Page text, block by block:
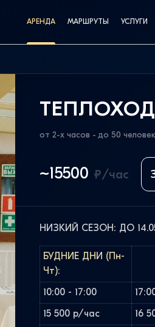
АРЕНДА МАРШРУТЫ УСЛУГИ
от 2-х часов - до 50 человек
~15500 ₽/час
НИЗКИЙ СЕЗОН: ДО
БУДНИЕ ДНИ (Пн-
Чт):
10:00 - 17:00
15 500 р/час 16